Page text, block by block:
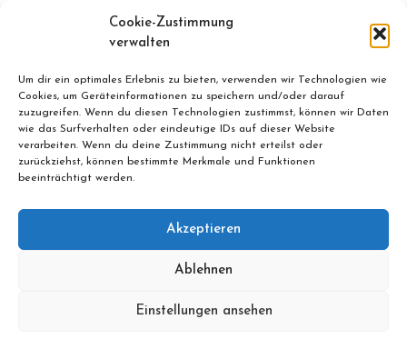
Cookie-Zustimmung
verwalten
Um dir ein optimales Erlebnis zu bieten, verwenden wir Technologien wie
Cookies, um Geräteinformationen zu speichern und/oder darauf
zuzugreifen. Wenn du diesen Technologien zustimmst, können wir Daten
wie das Surfverhalten oder eindeutige IDs auf dieser Website
verarbeiten. Wenn du deine Zustimmung nicht erteilst oder
zurückziehst, können bestimmte Merkmale und Funktionen
beeinträchtigt werden.
Akzeptieren
Ablehnen
Einstellungen ansehen
in Sachsen auf
der Bahnstrecke
Leipzig <>
Chemnitz im
Einsatz
Februar 24, 2026